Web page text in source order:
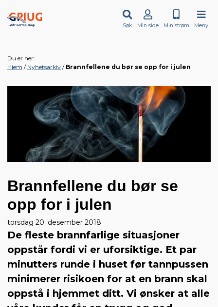
Søk Min side Min strøm Meny
Du er her:
Hjem
Nyhetsarkiv Brannfellene du bør se opp for i julen
Brannfellene du bør se
opp for i julen
torsdag 20. desember 2018
De fleste brannfarlige situasjoner
oppstår fordi vi er uforsiktige. Et par
minutters runde i huset før tannpussen
minimerer risikoen for at en brann skal
oppstå i hjemmet ditt. Vi ønsker at alle